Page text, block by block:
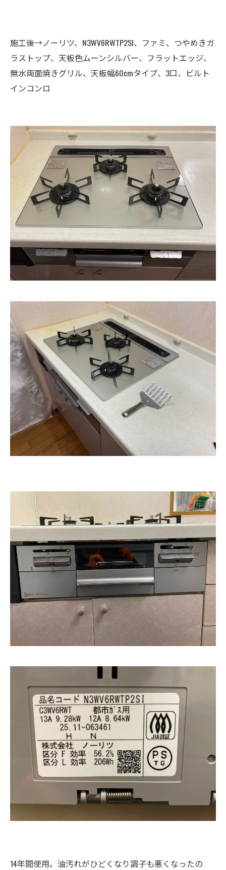
施工後→ノーリツ、N3WV6RWTP2SI、ファミ、つやめきガ
ラストップ、天板色ムーンシルバー、フラットエッジ、
無水両面焼きグリル、天板幅60cmタイプ、3口、ビルト
インコンロ
14年間使用。油汚れがひどくなり調子も悪くなったの